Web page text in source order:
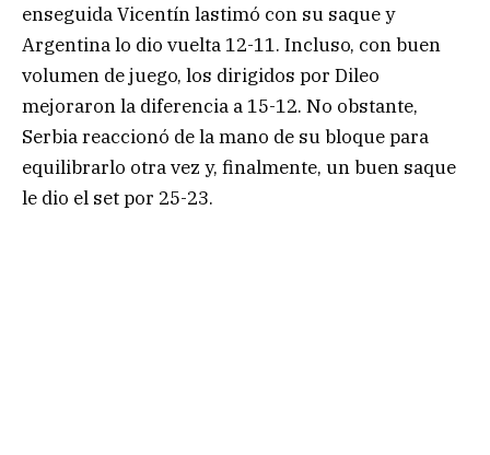
enseguida Vicentín lastimó con su saque y
Argentina lo dio vuelta 12-11. Incluso, con buen
volumen de juego, los dirigidos por Dileo
mejoraron la diferencia a 15-12. No obstante,
Serbia reaccionó de la mano de su bloque para
equilibrarlo otra vez y, finalmente, un buen saque
le dio el set por 25-23.